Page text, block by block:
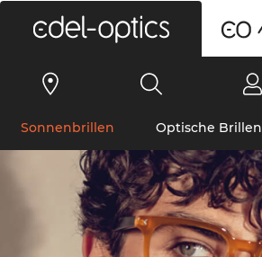
Sonnenbrillen Optische Brillen